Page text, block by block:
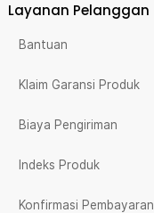
Layanan Pelanggan
Bantuan
Klaim Garansi Produk
Biaya Pengiriman
Indeks Produk
Konfirmasi Pembayaran